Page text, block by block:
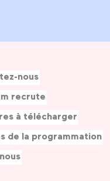
nous
recrute
à télécharger
de la programmation